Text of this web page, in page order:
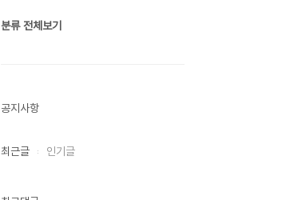
분류 전체보기
공지사항
최근글 인기글